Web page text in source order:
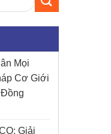
Mọi
Cơ Giới
Giải